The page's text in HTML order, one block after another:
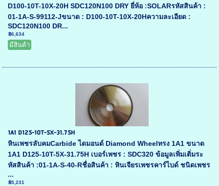
D100-10T-10X-20H SDC120N100 DRY ยี่ห้อ :SOLARรหัสสินค้า :
01-1A-S-99112-Jขนาด : D100-10T-10X-20Hความละเอียด :
SDC120N100 DR...
฿6,634
มีสินค้า
1A1 D125-10T-5X-31.75H
หินเพชรลับคมCarbide ไดมอนด์ Diamond Wheelทรง 1A1 ขนาด
1A1 D125-10T-5X-31.75H เบอร์เพชร : SDC320 ข้อมูลเพิ่มเติ่มระ
หัสสินค้า :01-1A-S-40-Rชื่อสินค้า : หินเจียรเพชรคาร์ไบด์ ชนิดเพชร
...
฿5,231